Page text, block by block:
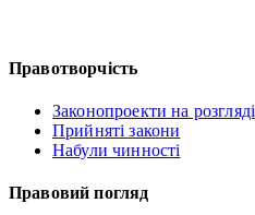
Правотворчість
Законопроекти на розгляді
Прийняті закони
Набули чинності
Правовий погляд